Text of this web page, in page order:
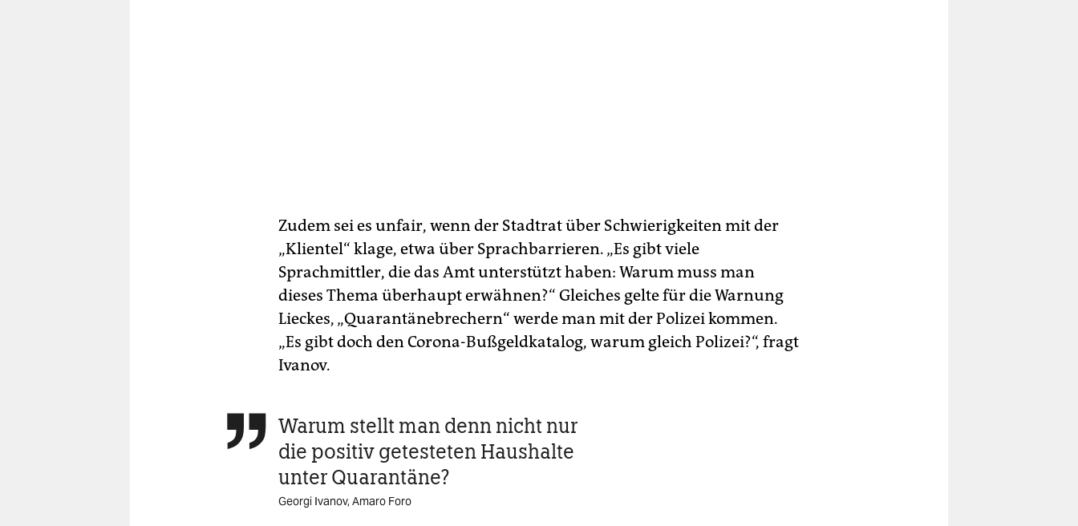
Zudem sei es unfair, wenn der Stadtrat über Schwierigkeiten mit der
„Klientel“ klage, etwa über Sprachbarrieren. „Es gibt viele
Sprachmittler, die das Amt unterstützt haben: Warum muss man
dieses Thema überhaupt erwähnen?“ Gleiches gelte für die Warnung
Lieckes, „Quarantänebrechern“ werde man mit der Polizei kommen.
„Es gibt doch den Corona-Bußgeldkatalog, warum gleich Polizei?“, fragt
Ivanov.
 Warum stellt man denn nicht nur
die positiv getesteten Haushalte
unter Quarantäne?
Georgi Ivanov, Amaro Foro